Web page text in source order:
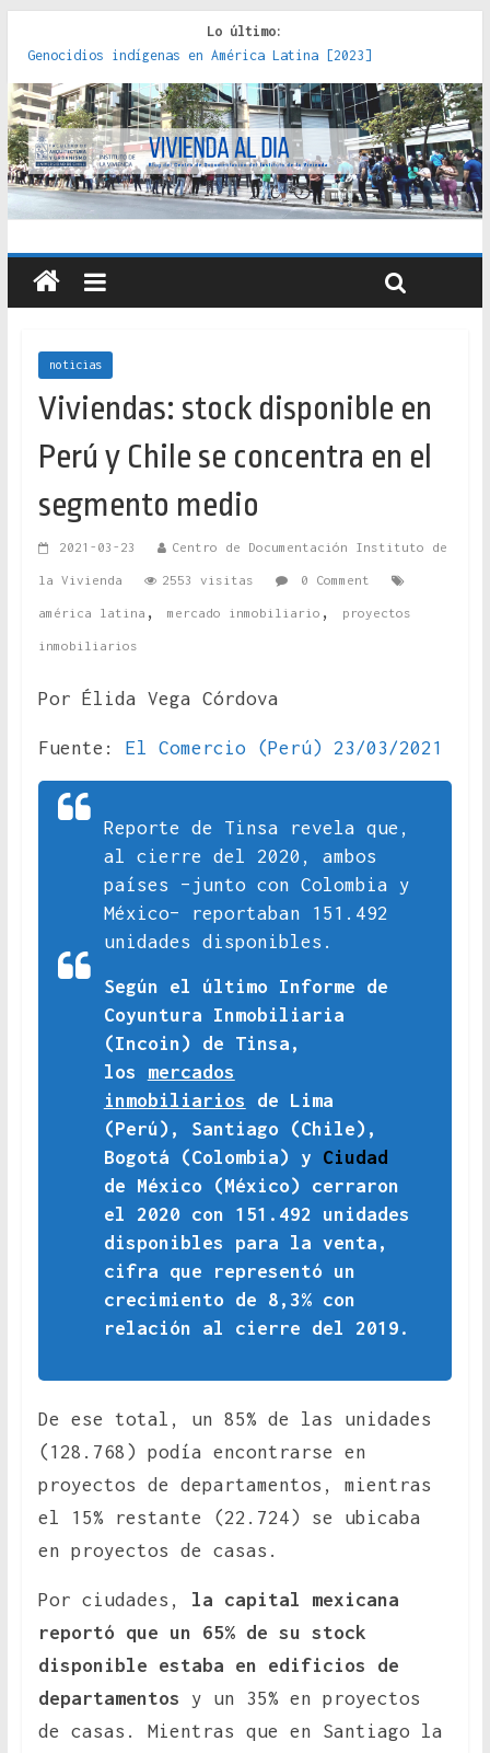
Lo último:
Genocidios indígenas en América Latina [2023]
Estudios sobre la espacialización de los Estados :
políticas, prácticas y representaciones [2022]
Donde el pedernal choca con el acero : hacia una teoría
crítica de las fronteras latinoamericanas [2020]
Criterios técnicos para una vivienda adecuada [2019]
Red de consultorios de la Caja del Seguro Obrero en
Santiago : un patrimonio emblemático [2014]
noticias
Viviendas: stock disponible en
Perú y Chile se concentra en el
segmento medio
2021-03-23 Centro de Documentación Instituto de
la Vivienda 2553 visitas 0 Comment
américa latina , mercado inmobiliario , proyectos
inmobiliarios
Por Élida Vega Córdova
Fuente: El Comercio (Perú) 23/03/2021
Reporte de Tinsa revela que,
al cierre del 2020, ambos
países –junto con Colombia y
México– reportaban 151.492
unidades disponibles.
Según el último Informe de
Coyuntura Inmobiliaria
(Incoin) de Tinsa,
los mercados
inmobiliarios de Lima
(Perú), Santiago (Chile),
Bogotá (Colombia) y Ciudad
de México (México) cerraron
el 2020 con 151.492 unidades
disponibles para la venta,
cifra que representó un
crecimiento de 8,3% con
relación al cierre del 2019.
De ese total, un 85% de las unidades
(128.768) podía encontrarse en
proyectos de departamentos, mientras
el 15% restante (22.724) se ubicaba
en proyectos de casas.
Por ciudades, la capital mexicana
reportó que un 65% de su stock
disponible estaba en edificios de
departamentos y un 35% en proyectos
de casas. Mientras que en Santiago la